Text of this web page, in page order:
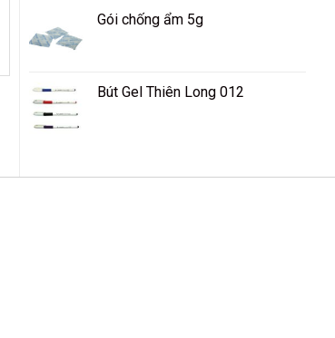
Gói chống ẩm 5g
Bút Gel Thiên Long 012